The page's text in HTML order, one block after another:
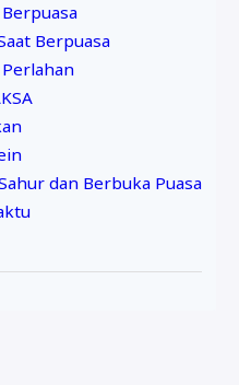
Berpuasa
dan Berbuka Puasa